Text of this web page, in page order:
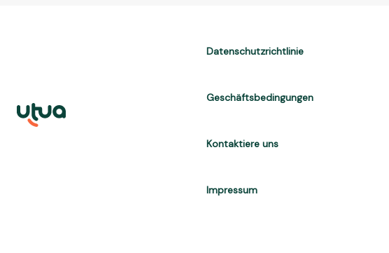
Datenschutzrichtlinie
Geschäftsbedingungen
Kontaktiere uns
Impressum